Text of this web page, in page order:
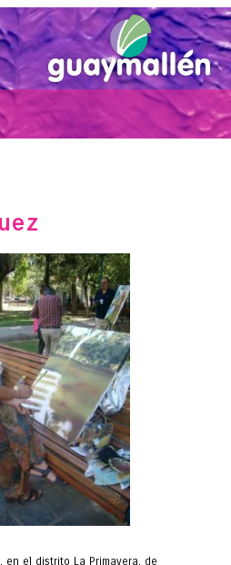
en el distrito La Primavera, de